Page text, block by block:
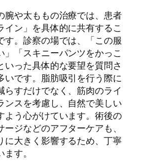
腕や太ももの治療では、患者
イン」を具体的に共有するこ
す。診察の場では、「この服
」「スキニーパンツをかっこ
いった具体的な要望を質問さ
いです。脂肪吸引を行う際に
らすだけでなく、筋肉のライ
ンスを考慮し、自然で美しい
よう心がけています。術後の
ジなどのアフターケアも、
に大きく影響するため、丁寧
す。